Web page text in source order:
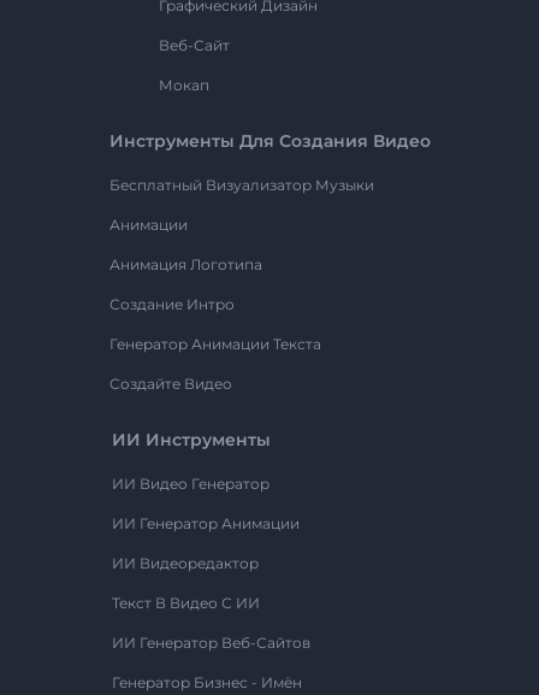
Графический Дизайн
Веб-Сайт
Мокап
Инструменты Для Создания Видео
Бесплатный Визуализатор Музыки
Анимации
Анимация Логотипа
Создание Интро
Генератор Анимации Текста
Создайте Видео
ИИ Инструменты
ИИ Видео Генератор
ИИ Генератор Анимации
ИИ Видеоредактор
Текст В Видео С ИИ
ИИ Генератор Веб-Сайтов
Генератор Бизнес - Имён